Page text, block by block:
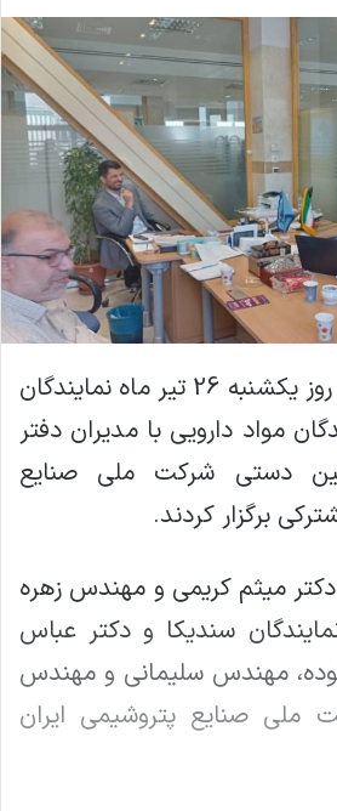
به گزارش فارمانیوز، روز یکشنبه 26 تیر ماه نمایندگان
مواد دارویی با مدیران دفتر
دستی شرکت ملی صنایع
برگزار کردند.
میثم کریمی و مهندس زهره
سندیکا و دکتر عباس
مهندس سلیمانی و مهندس
ملی صنایع پتروشیمی ایران